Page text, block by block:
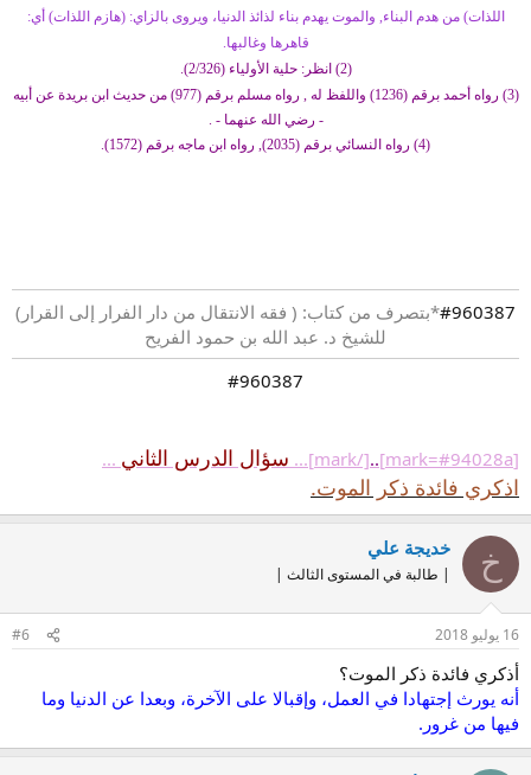
اللذات) من هدم البناء, والموت يهدم بناء لذائذ الدنيا، ويروى بالزاي: (هازم اللذات) أي:
قاهرها وغالبها.
(2) انظر: حلية الأولياء (2/326).
(3) رواه أحمد برقم (1236) واللفظ له , رواه مسلم برقم (977) من حديث ابن بريدة عن أبيه
- رضي الله عنهما - .
(4) رواه النسائي برقم (2035), رواه ابن ماجه برقم (1572).
#960387*بتصرف من كتاب: ( فقه الانتقال من دار الفرار إلى القرار)
للشيخ د. عبد الله بن حمود الفريح
#960387​
[mark=#94028a]
..
[/mark]... سؤال الدرس الثاني ...
اذكري فائدة ذكر الموت.
خ خديجة علي
| طالبة في المستوى الثالث |
16 يوليو 2018 #6
أذكري فائدة ذكر الموت؟
أنه يورث إجتهادا في العمل، وإقباﻻ على اﻵخرة، وبعدا عن الدنيا وما
فيها من غرور.